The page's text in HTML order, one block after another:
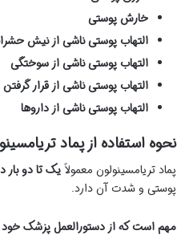
خارش پوستی
التهاب پوستی ناشی از نیش
التهاب پوستی ناشی از سوختگی
التهاب پوستی ناشی از قرار
التهاب پوستی ناشی از داروها
نحوه استفاده از پماد
پماد تریامسینولون معمولاًیک تا دو بار
پوستی و شدت آن دارد.
مهم است که از دستورالعمل پزشک خود